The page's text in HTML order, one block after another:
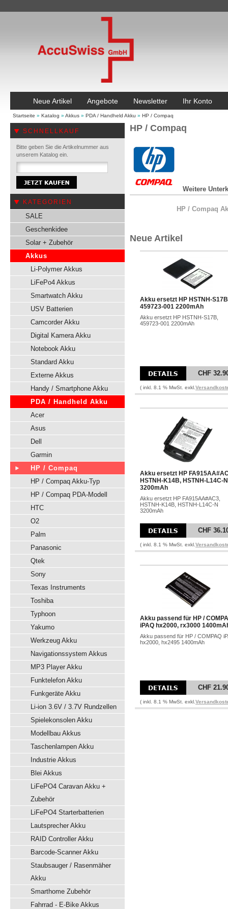
Neue Artikel Angebote Newsletter Ihr Konto
Startseite » Katalog » Akkus » PDA / Handheld Akku » HP / Compaq
SCHNELLKAUF
Bitte geben Sie die Artikelnummer aus
unserem Katalog ein.
KATEGORIEN
SALE
Geschenkidee
Solar + Zubehör
Akkus
Li-Polymer Akkus
LiFePo4 Akkus
Smartwatch Akku
USV Batterien
Camcorder Akku
Digital Kamera Akku
Notebook Akku
Standard Akku
Externe Akkus
Handy / Smartphone Akku
PDA / Handheld Akku
Acer
Asus
Dell
Garmin
HP / Compaq
HP / Compaq Akku-Typ
HP / Compaq PDA-Modell
HTC
O2
Palm
Panasonic
Qtek
Sony
Texas Instruments
Toshiba
Typhoon
Yakumo
Werkzeug Akku
Navigationssystem Akkus
MP3 Player Akku
Funktelefon Akku
Funkgeräte Akku
Li-ion 3.6V / 3.7V Rundzellen
Spielekonsolen Akku
Modellbau Akkus
Taschenlampen Akku
Industrie Akkus
Blei Akkus
LiFePO4 Caravan Akku +
Zubehör
LiFePO4 Starterbatterien
Lautsprecher Akku
RAID Controller Akku
Barcode-Scanner Akku
Staubsauger / Rasenmäher
Akku
Smarthome Zubehör
Fahrrad - E-Bike Akkus
HP / Compaq
Weitere
HP / Compaq
Neue Artikel
Akku ersetzt HP HSTNH-
459723-001 2200mAh
Akku ersetzt HP HSTNH-S17B,
459723-001 2200mAh
CHF
( inkl. 8.1 % MwSt. exkl.
Akku ersetzt HP
HSTNH-K14B, HSTNH-L14C-N
3200mAh
Akku ersetzt HP FA915AA#AC3,
HSTNH-K14B, HSTNH-L14C-N
3200mAh
CHF
( inkl. 8.1 % MwSt. exkl.
Akku passend für HP /
iPAQ hx2000, rx3000
Akku passend für HP / COMPAQ
hx2000, hx2495 1400mAh
CHF
( inkl. 8.1 % MwSt. exkl.